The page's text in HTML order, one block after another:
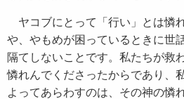
ヤコブにとって「行い」とは憐
や、やもめが困っているときに世
隔てしないことです。私たちが救
憐れんでくださったからであり、
よってあらわすのは、その神の憐